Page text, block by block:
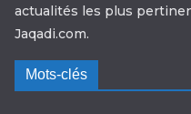
actualités les plus
Jaqadi.com.
Mots-clés